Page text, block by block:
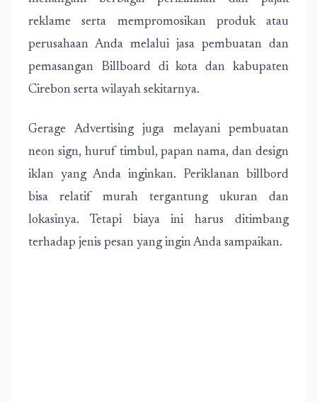
reklame serta mempromosikan produk atau
perusahaan Anda melalui jasa pembuatan dan
pemasangan Billboard di kota dan kabupaten
Cirebon serta wilayah sekitarnya.
Gerage Advertising juga melayani pembuatan
neon sign, huruf timbul, papan nama, dan design
iklan yang Anda inginkan. Periklanan billbord
bisa relatif murah tergantung ukuran dan
lokasinya. Tetapi biaya ini harus ditimbang
terhadap jenis pesan yang ingin Anda sampaikan.